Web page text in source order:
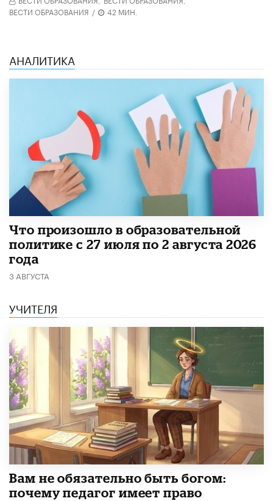
ВЕСТИ ОБРАЗОВАНИЯ / 42 МИН.
АНАЛИТИКА
​Что произошло в образовательной
политике с 27 июля по 2 августа 2026
года
3 АВГУСТА
УЧИТЕЛЯ
​Вам не обязательно быть богом:
почему педагог имеет право